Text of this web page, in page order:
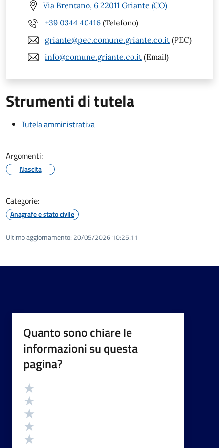
Via Brentano, 6 22011 Griante (CO)
+39 0344 40416 (Telefono)
griante@pec.comune.griante.co.it (PEC)
info@comune.griante.co.it (Email)
Strumenti di tutela
Tutela amministrativa
Argomenti:
Nascita
Categorie:
Anagrafe e stato civile
Ultimo aggiornamento: 20/05/2026 10:25.11
Quanto sono chiare le
informazioni su questa
pagina?
Valutazione